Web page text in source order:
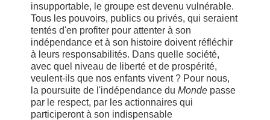
insupportable, le groupe est devenu vulnérable.
Tous les pouvoirs, publics ou privés, qui seraient
tentés d'en profiter pour attenter à son
indépendance et à son histoire doivent réfléchir
à leurs responsabilités. Dans quelle société,
avec quel niveau de liberté et de prospérité,
veulent-ils que nos enfants vivent ? Pour nous,
la poursuite de l'indépendance du Monde passe
par le respect, par les actionnaires qui
participeront à son indispensable